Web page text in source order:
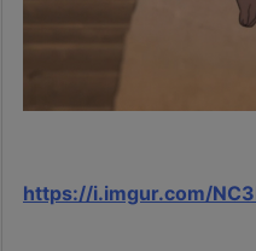
https://i.imgur.com/